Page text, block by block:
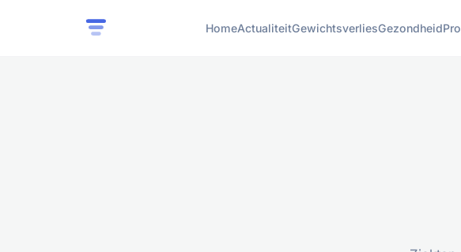
HomeActualiteitGewichtsverliesGezondheid